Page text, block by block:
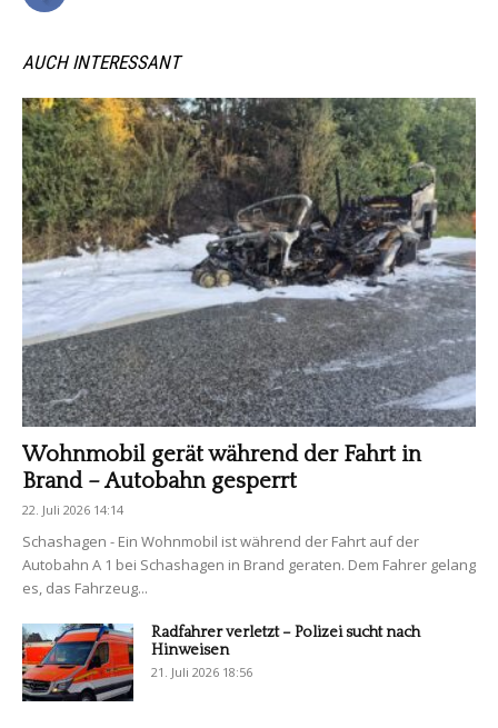
AUCH INTERESSANT
Wohnmobil gerät während der Fahrt in
Brand – Autobahn gesperrt
22. Juli 2026 14:14
Schashagen - Ein Wohnmobil ist während der Fahrt auf der
Autobahn A 1 bei Schashagen in Brand geraten. Dem Fahrer gelang
es, das Fahrzeug...
Radfahrer verletzt – Polizei sucht nach
Hinweisen
21. Juli 2026 18:56